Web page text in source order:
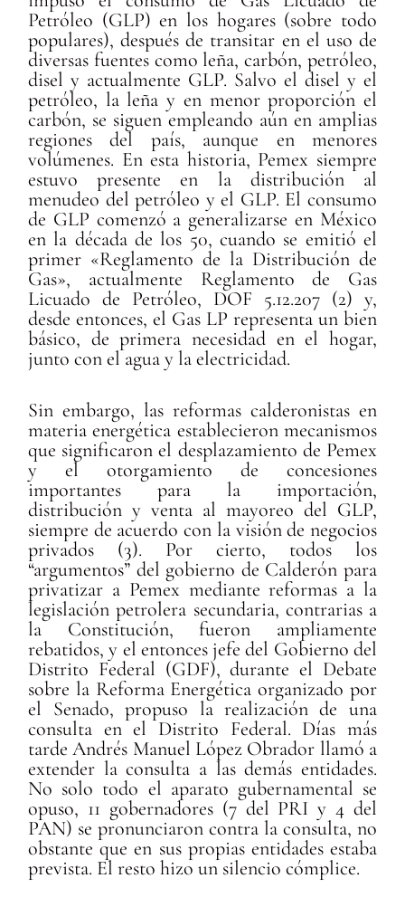
Petróleo (GLP) en los hogares (sobre todo
populares), después de transitar en el uso de
diversas fuentes como leña, carbón, petróleo,
disel y actualmente GLP. Salvo el disel y el
petróleo, la leña y en menor proporción el
carbón, se siguen empleando aún en amplias
regiones del país, aunque en menores
volúmenes. En esta historia, Pemex siempre
estuvo presente en la distribución al
menudeo del petróleo y el GLP. El consumo
de GLP comenzó a generalizarse en México
en la década de los 50, cuando se emitió el
primer «Reglamento de la Distribución de
Gas», actualmente Reglamento de Gas
Licuado de Petróleo, DOF 5.12.207 (2) y,
desde entonces, el Gas LP representa un bien
básico, de primera necesidad en el hogar,
junto con el agua y la electricidad.
Sin embargo, las reformas calderonistas en
materia energética establecieron mecanismos
que significaron el desplazamiento de Pemex
y el otorgamiento de concesiones
importantes para la importación,
distribución y venta al mayoreo del GLP,
siempre de acuerdo con la visión de negocios
privados (3). Por cierto, todos los
“argumentos” del gobierno de Calderón para
privatizar a Pemex mediante reformas a la
legislación petrolera secundaria, contrarias a
la Constitución, fueron ampliamente
rebatidos, y el entonces jefe del Gobierno del
Distrito Federal (GDF), durante el Debate
sobre la Reforma Energética organizado por
el Senado, propuso la realización de una
consulta en el Distrito Federal. Días más
tarde Andrés Manuel López Obrador llamó a
extender la consulta a las demás entidades.
No solo todo el aparato gubernamental se
opuso, 11 gobernadores (7 del PRI y 4 del
PAN) se pronunciaron contra la consulta, no
obstante que en sus propias entidades estaba
prevista. El resto hizo un silencio cómplice.